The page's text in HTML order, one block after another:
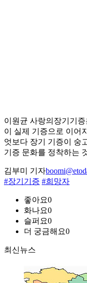
이원균 사랑의장기기
이 실제 기증으로 이어
엇보다 장기 기증이 숭
기증 문화를 정착하는
김부미 기자
#장기기증 #희망자
좋아요0
화나요0
슬퍼요0
더 궁금해요0
최신뉴스